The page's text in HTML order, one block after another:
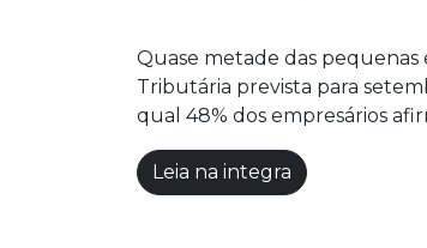
Quase metade das pequenas
Tributária prevista para
qual 48% dos empresários
Leia na integra